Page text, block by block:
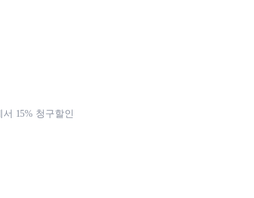
15% 청구할인